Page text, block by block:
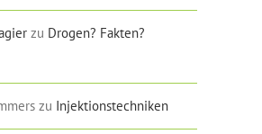
zu Drogen? Fakten?
zu Injektionstechniken